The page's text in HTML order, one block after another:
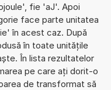
fie 'aJ'. Apoi
face parte unitatea
în acest caz. După
în toate unitățile
În lista rezultatelor
pe care ați dorit-o
de transformat să